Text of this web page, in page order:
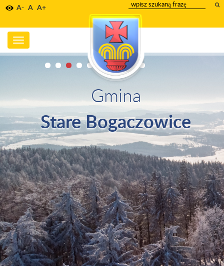
A- A A+
wpisz
szukany
tekst
Toggle
navigation
Gmina
Stare Bogaczowice